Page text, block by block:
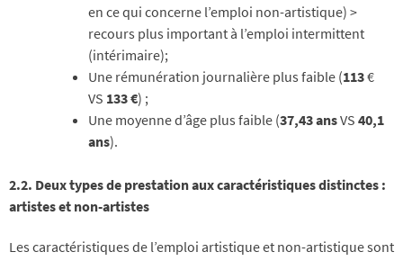
en ce qui concerne l’emploi non-artistique) >
recours plus important à l’emploi intermittent
(intérimaire);
Une rémunération journalière plus faible (113€
VS 133 €) ;
Une moyenne d’âge plus faible (37,43 ansVS 40,1
ans).
2.2. Deux types de prestation aux caractéristiques distinctes :
artistes et non-artistes
Les caractéristiques de l’emploi artistique et non-artistique sont